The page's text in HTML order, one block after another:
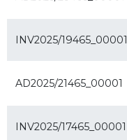
INV2025/19465_00001
AD2025/21465_00001
INV2025/17465_00001